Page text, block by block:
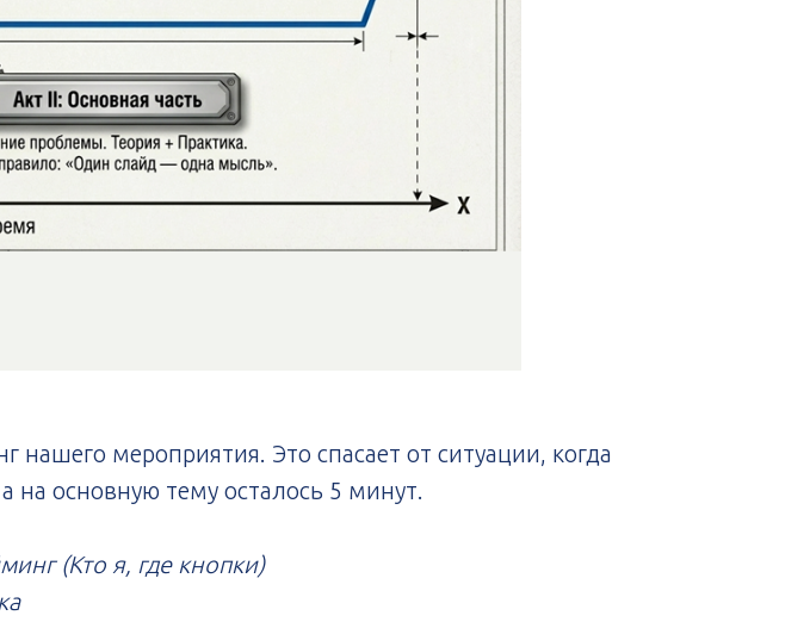
мероприятия. Это спасает от ситуации, когда
на основную тему осталось 5 минут.
(Кто я, где кнопки)